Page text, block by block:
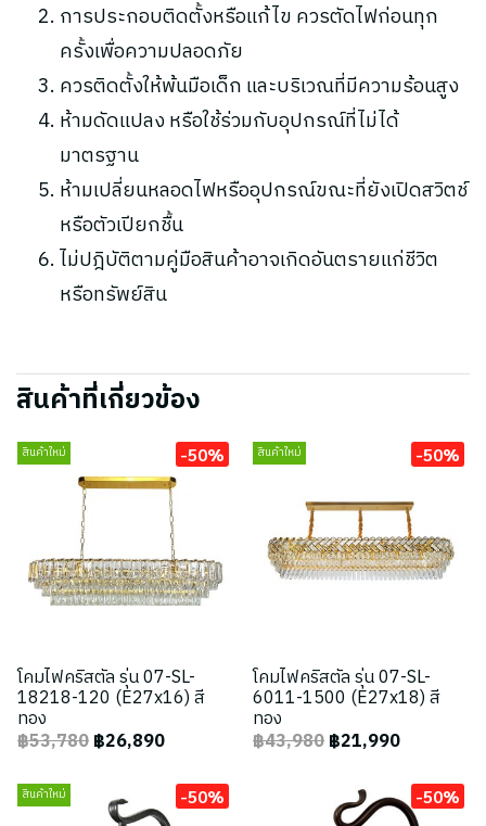
การประกอบติดตั้งหรือแก้ไข ควรตัดไฟก่อนทุก
ครั้งเพื่อความปลอดภัย
ควรติดตั้งให้พ้นมือเด็ก และบริเวณที่มีความร้อนสูง
ห้ามดัดแปลง หรือใช้ร่วมกับอุปกรณ์ที่ไม่ได้
มาตรฐาน
ห้ามเปลี่ยนหลอดไฟหรืออุปกรณ์ขณะที่ยังเปิดสวิตช์
หรือตัวเปียกชื้น
ไม่ปฎิบัติตามคู่มือสินค้าอาจเกิดอันตรายแก่ชีวิต
หรือทรัพย์สิน
สินค้าที่เกี่ยวข้อง
สินค้าใหม่ -50%
โคมไฟคริสตัล รุ่น 07-SL-
18218-120 (E27x16) สี
ทอง
฿53,780฿26,890
สินค้าใหม่ -50%
โคมไฟคริสตัล รุ่น 07-SL-
6011-1500 (E27x18) สี
ทอง
฿43,980฿21,990
สินค้าใหม่ -50% -50%